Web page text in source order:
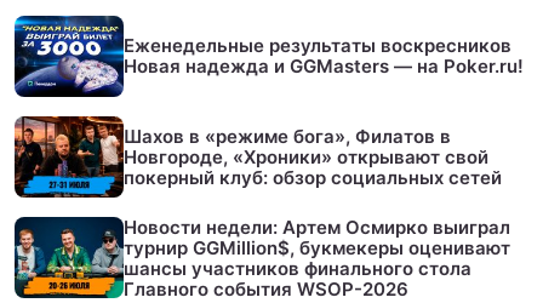
Еженедельные результаты воскресников
Новая надежда и GGMasters — на Poker.ru!
Шахов в «режиме бога», Филатов в
Новгороде, «Хроники» открывают свой
покерный клуб: обзор социальных сетей
Новости недели: Артем Осмирко выиграл
турнир GGMillion$, букмекеры оценивают
шансы участников финального стола
Главного события WSOP-2026